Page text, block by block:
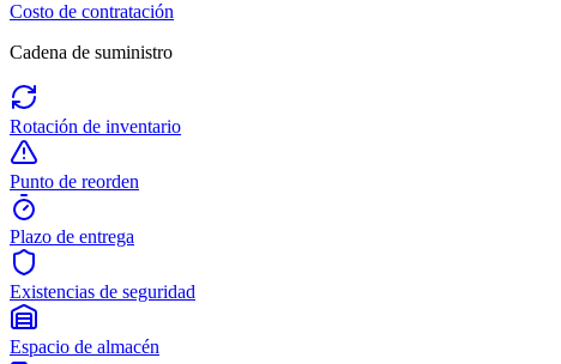
Costo de contratación
Cadena de suministro
Rotación de inventario
Punto de reorden
Plazo de entrega
Existencias de seguridad
Espacio de almacén